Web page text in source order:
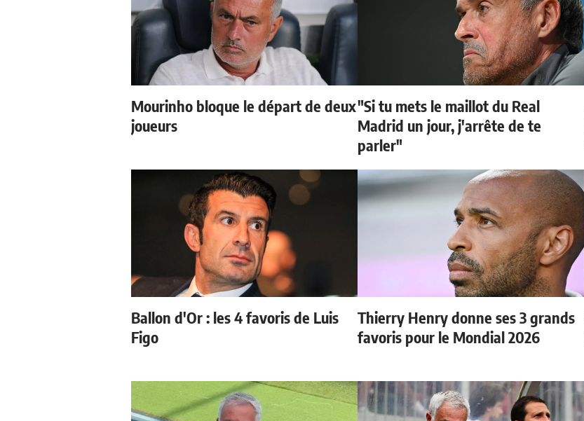
Mourinho bloque le départ de deux
joueurs
"Si tu mets le maillot du Real
Madrid un jour, j'arrête de te
parler"
Ballon d'Or : les 4 favoris de Luis
Figo
Thierry Henry donne ses 3 grands
favoris pour le Mondial 2026